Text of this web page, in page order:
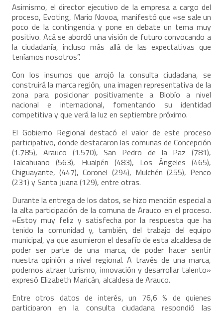
Asimismo, el director ejecutivo de la empresa a cargo del
proceso, Evoting, Mario Novoa, manifestó que «se sale un
poco de la contingencia y pone en debate un tema muy
positivo. Acá se abordó una visión de futuro convocando a
la ciudadanía, incluso más allá de las expectativas que
teníamos nosotros”.
Con los insumos que arrojó la consulta ciudadana, se
construirá la marca región, una imagen representativa de la
zona para posicionar positivamente a Biobío a nivel
nacional e internacional, fomentando su identidad
competitiva y que verá la luz en septiembre próximo.
El Gobierno Regional destacó el valor de este proceso
participativo, donde destacaron las comunas de Concepción
(1.785), Arauco (1.570), San Pedro de la Paz (781),
Talcahuano (563), Hualpén (483), Los Ángeles (465),
Chiguayante, (447), Coronel (294), Mulchén (255), Penco
(231) y Santa Juana (129), entre otras.
Durante la entrega de los datos, se hizo mención especial a
la alta participación de la comuna de Arauco en el proceso.
«Estoy muy feliz y satisfecha por la respuesta que ha
tenido la comunidad y, también, del trabajo del equipo
municipal, ya que asumieron el desafío de esta alcaldesa de
poder ser parte de una marca, de poder hacer sentir
nuestra opinión a nivel regional. A través de una marca,
podemos atraer turismo, innovación y desarrollar talento»
expresó Elizabeth Maricán, alcaldesa de Arauco.
Entre otros datos de interés, un 76,6 % de quienes
participaron en la consulta ciudadana respondió las